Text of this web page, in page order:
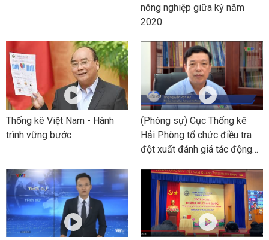
nông nghiệp giữa kỳ năm
2020
Thống kê Việt Nam - Hành
trình vững bước
(Phóng sự) Cục Thống kê
Hải Phòng tổ chức điều tra
đột xuất đánh giá tác động
nghiệp